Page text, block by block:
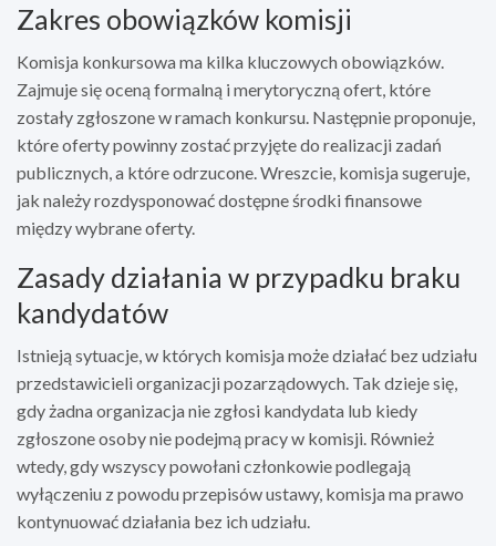
Zakres obowiązków komisji
Komisja konkursowa ma kilka kluczowych obowiązków.
Zajmuje się oceną formalną i merytoryczną ofert, które
zostały zgłoszone w ramach konkursu. Następnie proponuje,
które oferty powinny zostać przyjęte do realizacji zadań
publicznych, a które odrzucone. Wreszcie, komisja sugeruje,
jak należy rozdysponować dostępne środki finansowe
między wybrane oferty.
Zasady działania w przypadku braku
kandydatów
Istnieją sytuacje, w których komisja może działać bez udziału
przedstawicieli organizacji pozarządowych. Tak dzieje się,
gdy żadna organizacja nie zgłosi kandydata lub kiedy
zgłoszone osoby nie podejmą pracy w komisji. Również
wtedy, gdy wszyscy powołani członkowie podlegają
wyłączeniu z powodu przepisów ustawy, komisja ma prawo
kontynuować działania bez ich udziału.